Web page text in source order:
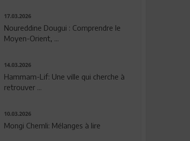
17.03.2026
Noureddine Dougui : Comprendre le
Moyen-Orient, ...
14.03.2026
Hammam-Lif: Une ville qui cherche à
retrouver ...
10.03.2026
Mongi Chemli: Mélanges à lire